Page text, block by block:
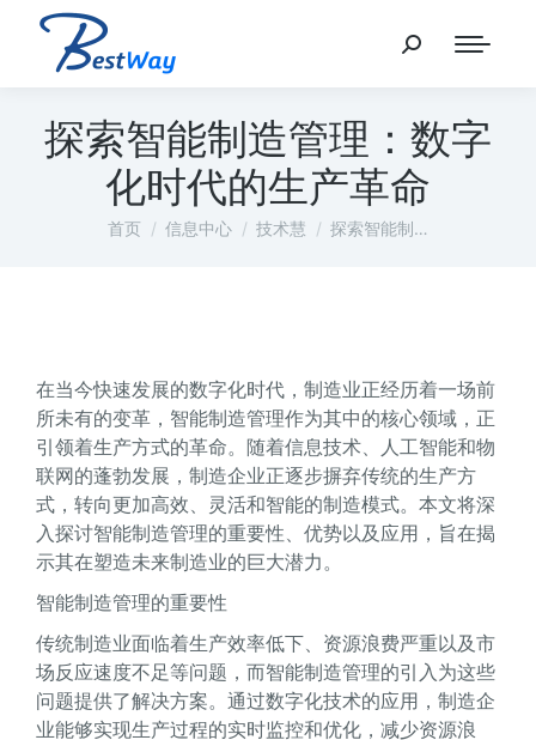
探索智能制造管理：数字
化时代的生产革命
您在这里：
首页 信息中心 技术慧 探索智能制…
在当今快速发展的数字化时代，制造业正经历着一场前
所未有的变革，智能制造管理作为其中的核心领域，正
引领着生产方式的革命。随着信息技术、人工智能和物
联网的蓬勃发展，制造企业正逐步摒弃传统的生产方
式，转向更加高效、灵活和智能的制造模式。本文将深
入探讨智能制造管理的重要性、优势以及应用，旨在揭
示其在塑造未来制造业的巨大潜力。
智能制造管理的重要性
传统制造业面临着生产效率低下、资源浪费严重以及市
场反应速度不足等问题，而智能制造管理的引入为这些
问题提供了解决方案。通过数字化技术的应用，制造企
业能够实现生产过程的实时监控和优化，减少资源浪